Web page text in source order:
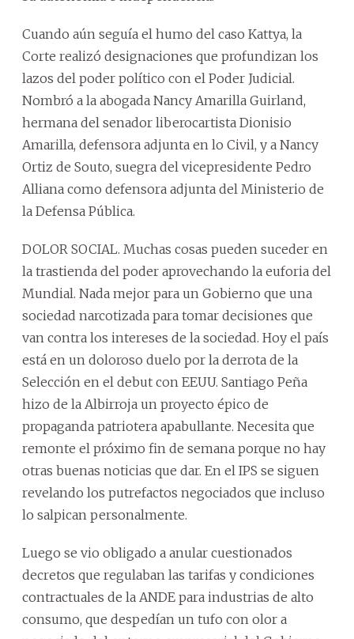
Cuando aún seguía el humo del caso Kattya, la
Corte realizó designaciones que profundizan los
lazos del poder político con el Poder Judicial.
Nombró a la abogada Nancy Amarilla Guirland,
hermana del senador liberocartista Dionisio
Amarilla, defensora adjunta en lo Civil, y a Nancy
Ortiz de Souto, suegra del vicepresidente Pedro
Alliana como defensora adjunta del Ministerio de
la Defensa Pública.
DOLOR SOCIAL. Muchas cosas pueden suceder en
la trastienda del poder aprovechando la euforia del
Mundial. Nada mejor para un Gobierno que una
sociedad narcotizada para tomar decisiones que
van contra los intereses de la sociedad. Hoy el país
está en un doloroso duelo por la derrota de la
Selección en el debut con EEUU. Santiago Peña
hizo de la Albirroja un proyecto épico de
propaganda patriotera apabullante. Necesita que
remonte el próximo fin de semana porque no hay
otras buenas noticias que dar. En el IPS se siguen
revelando los putrefactos negociados que incluso
lo salpican personalmente.
Luego se vio obligado a anular cuestionados
decretos que regulaban las tarifas y condiciones
contractuales de la ANDE para industrias de alto
consumo, que despedían un tufo con olor a